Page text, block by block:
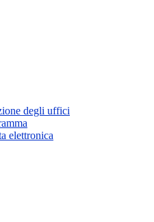
degli uffici
elettronica